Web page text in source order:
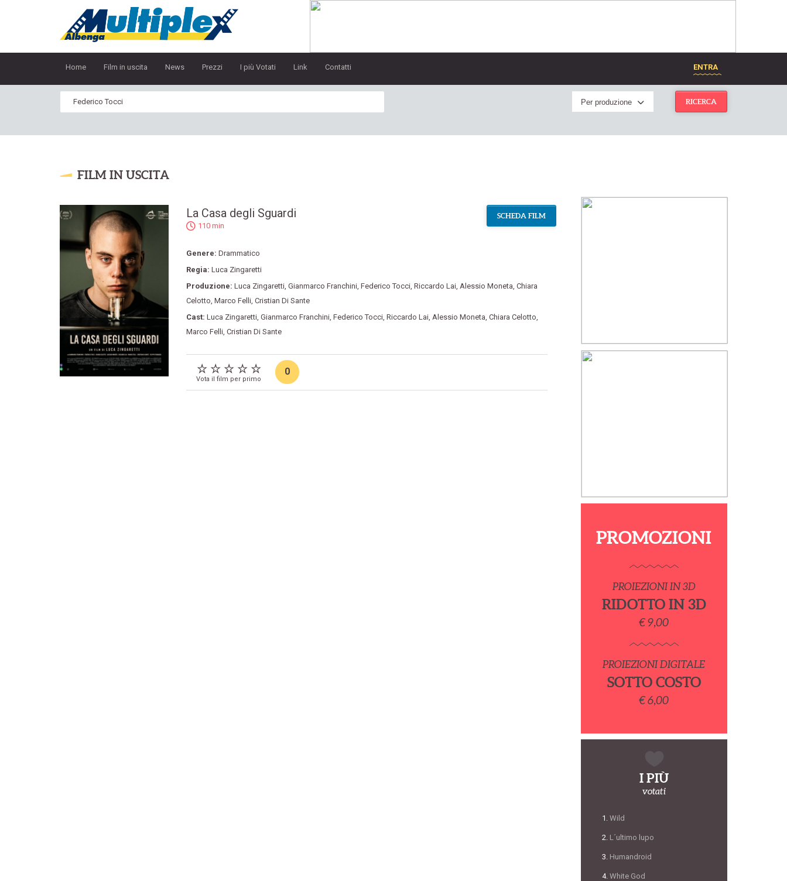
Home Film in uscita News Prezzi I più Votati Link Contatti ENTRA
Per produzione RICERCA
FILM IN USCITA
La Casa degli Sguardi
110 min
Genere: Drammatico
Regia: Luca Zingaretti
Produzione: Luca Zingaretti, Gianmarco Franchini, Federico Tocci, Riccardo Lai, Alessio Moneta, Chiara
Celotto, Marco Felli, Cristian Di Sante
Cast: Luca Zingaretti, Gianmarco Franchini, Federico Tocci, Riccardo Lai, Alessio Moneta, Chiara Celotto,
Marco Felli, Cristian Di Sante
SCHEDA FILM
Vota il film per primo
0
PROMOZIONI
PROIEZIONI IN 3D
RIDOTTO IN 3D
€ 9,00
PROIEZIONI DIGITALE
SOTTO COSTO
€ 6,00
I PIÙ
votati
Wild
L´ultimo lupo
Humandroid
White God